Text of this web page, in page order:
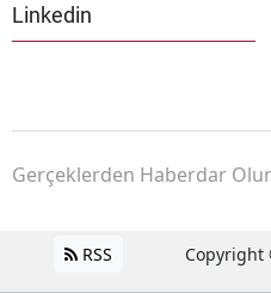
Linkedin
Gerçeklerden Haberdar
RSS Copyright